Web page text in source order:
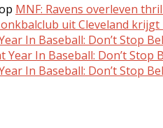
MNF: Ravens overleven
uit Cleveland krijgt
In Baseball: Don’t Stop
Year In Baseball: Don’t Stop
In Baseball: Don’t Stop